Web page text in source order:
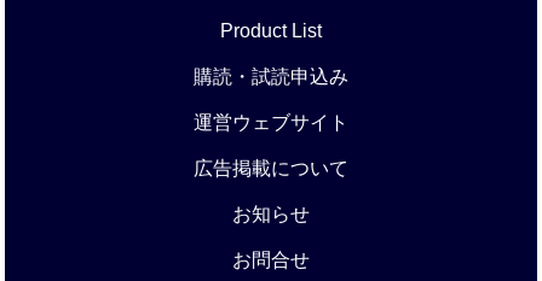
Product List
購読・試読申込み
運営ウェブサイト
広告掲載について
お知らせ
お問合せ